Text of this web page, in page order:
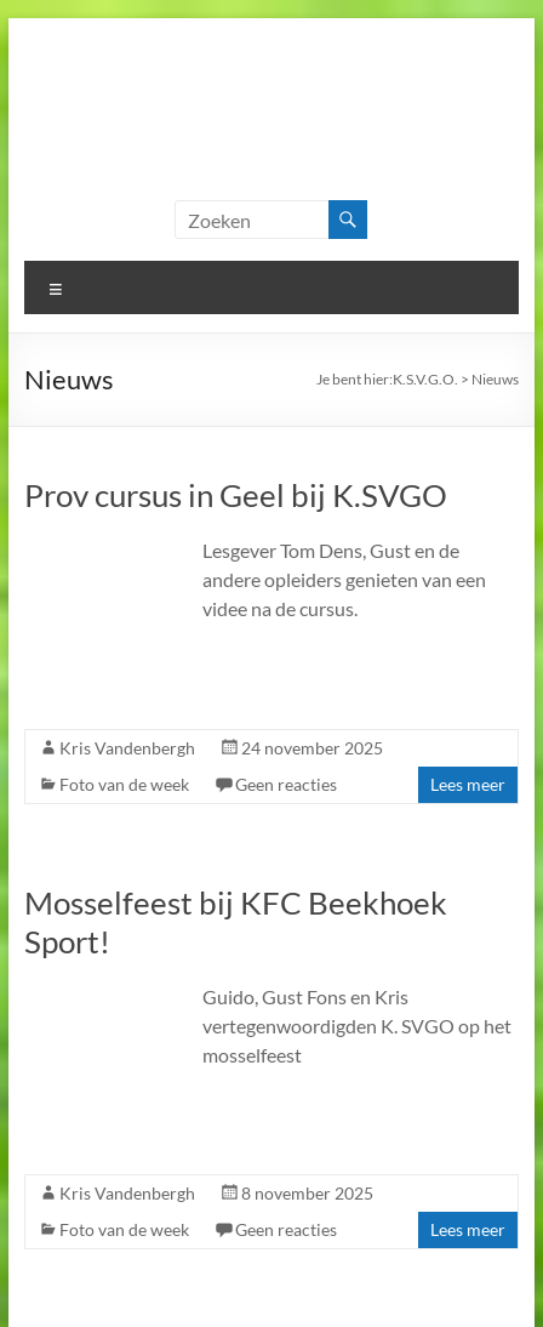
K.S.V.G.O.
Nieuws Je bent hier:K.S.V.G.O. > Nieuws
Prov cursus in Geel bij K.SVGO
Lesgever Tom Dens, Gust en de
andere opleiders genieten van een
videe na de cursus.
Kris Vandenbergh
24 november 2025
Foto van de week
Geen reacties Lees meer
Mosselfeest bij KFC Beekhoek
Sport!
Guido, Gust Fons en Kris
vertegenwoordigden K. SVGO op het
mosselfeest
Kris Vandenbergh
8 november 2025
Foto van de week
Geen reacties Lees meer